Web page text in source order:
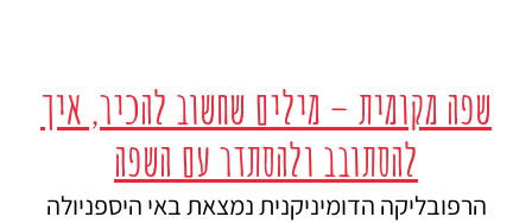
שפה מקומית – מילים שחשוב להכיר, איך
להסתובב ולהסתדר עם השפה
הרפובליקה הדומיניקנית נמצאת באי היספניולה